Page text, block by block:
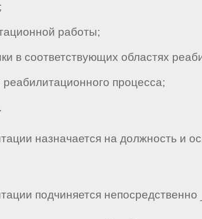
работы;
в соответствующих областях
процесса;
назначается на должность и
подчиняется непосредственно